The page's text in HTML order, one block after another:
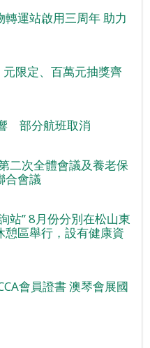
運站啟用三周年 助力
限定、百萬元抽獎齊
部分航班取消
二次全體會議及養老保
合會議
站” 8月份分別在松山東
區舉行，設有健康資
會員證書 澳琴會展國